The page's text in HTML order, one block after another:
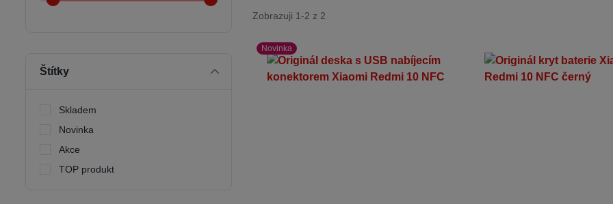
Zobrazuji 1-2 z 2
Novinka
Štítky
Skladem
Novinka
Akce
TOP produkt